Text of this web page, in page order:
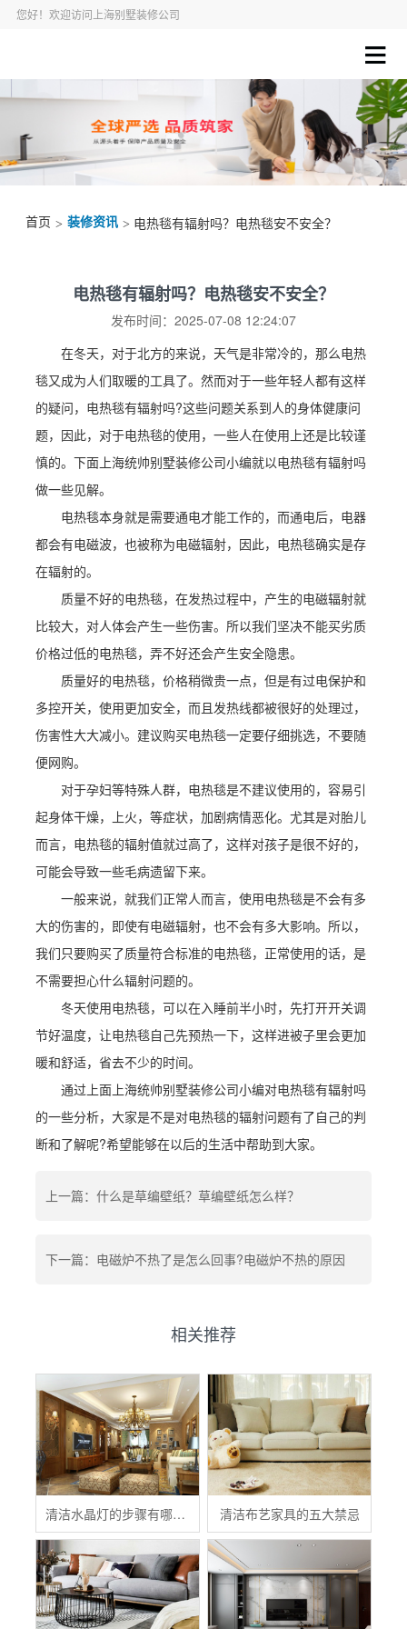
您好！欢迎访问上海别墅装修公司
首页 > 装修资讯 > 电热毯有辐射吗？电热毯安不安全？
电热毯有辐射吗？电热毯安不安全？
发布时间：2025-07-08 12:24:07
在冬天，对于北方的来说，天气是非常冷的，那么电热
毯又成为人们取暖的工具了。然而对于一些年轻人都有这样
的疑问，电热毯有辐射吗?这些问题关系到人的身体健康问
题，因此，对于电热毯的使用，一些人在使用上还是比较谨
慎的。下面上海统帅别墅装修公司小编就以电热毯有辐射吗
做一些见解。
电热毯本身就是需要通电才能工作的，而通电后，电器
都会有电磁波，也被称为电磁辐射，因此，电热毯确实是存
在辐射的。
质量不好的电热毯，在发热过程中，产生的电磁辐射就
比较大，对人体会产生一些伤害。所以我们坚决不能买劣质
价格过低的电热毯，弄不好还会产生安全隐患。
质量好的电热毯，价格稍微贵一点，但是有过电保护和
多控开关，使用更加安全，而且发热线都被很好的处理过，
伤害性大大减小。建议购买电热毯一定要仔细挑选，不要随
便网购。
对于孕妇等特殊人群，电热毯是不建议使用的，容易引
起身体干燥，上火，等症状，加剧病情恶化。尤其是对胎儿
而言，电热毯的辐射值就过高了，这样对孩子是很不好的，
可能会导致一些毛病遗留下来。
一般来说，就我们正常人而言，使用电热毯是不会有多
大的伤害的，即使有电磁辐射，也不会有多大影响。所以，
我们只要购买了质量符合标准的电热毯，正常使用的话，是
不需要担心什么辐射问题的。
冬天使用电热毯，可以在入睡前半小时，先打开开关调
节好温度，让电热毯自己先预热一下，这样进被子里会更加
暖和舒适，省去不少的时间。
通过上面上海统帅别墅装修公司小编对电热毯有辐射吗
的一些分析，大家是不是对电热毯的辐射问题有了自己的判
断和了解呢?希望能够在以后的生活中帮助到大家。
上一篇：什么是草编壁纸？草编壁纸怎么样？
下一篇：电磁炉不热了是怎么回事?电磁炉不热的原因
相关推荐
清洁水晶灯的步骤有哪些？ 清洁布艺家具的五大禁忌